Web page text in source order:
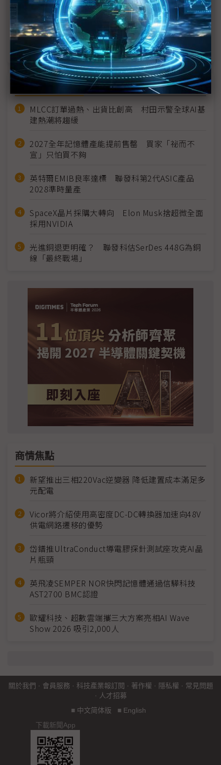
供應鏈不如越泰？ 台廠：印尼勝在勞工穩定
台企布局泰國押對寶 關稅風暴下仍是黃金樞紐
近７天熱門報導
MLCC訂單過熱、出貨比創高 村田示警全球AI基
建熱潮將趨緩
2027全年記憶體產能提前售罄 買家「祕而不
宣」只怕買不夠
英特爾EMIB良率達標 聯發科第2代ASIC產品
2028準時量產
SpaceX晶片採購大轉向 Elon Musk捨超微全面
採用NVIDIA
光進銅退更明確？ 聯發科估SerDes 448G為銅
線「最終戰場」
商情焦點
新望推出三相220Vac逆變器 降低建置成本滿足多
元配電
Vicor將介紹使用高密度DC-DC轉換器加速向48V
供電網路遷移的優勢
岱鐠推UltraConduct導電膠探針測試座攻克AI晶
片瓶頸
英飛凌SEMPER NOR快閃記憶體通過信驊科技
AST2700 BMC認證
歐耀科技、超數雲端攜三大方案亮相AI Wave
Show 2026 吸引2,000人
關於我們 · 會員服務 · 科技產業報訂閱 · 著作權 · 隱私權 · 常見問題
· 人才招募
■ 中文简体版 ■ English
下載新聞App